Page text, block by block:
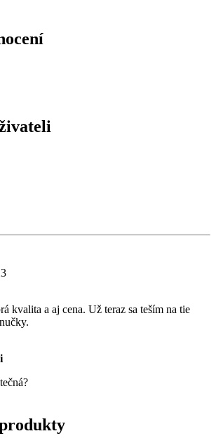
kvalita a aj cena. Už teraz sa teším na tie